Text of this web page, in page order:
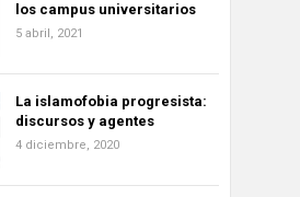
los campus universitarios
5 abril, 2021
La islamofobia progresista:
discursos y agentes
4 diciembre, 2020